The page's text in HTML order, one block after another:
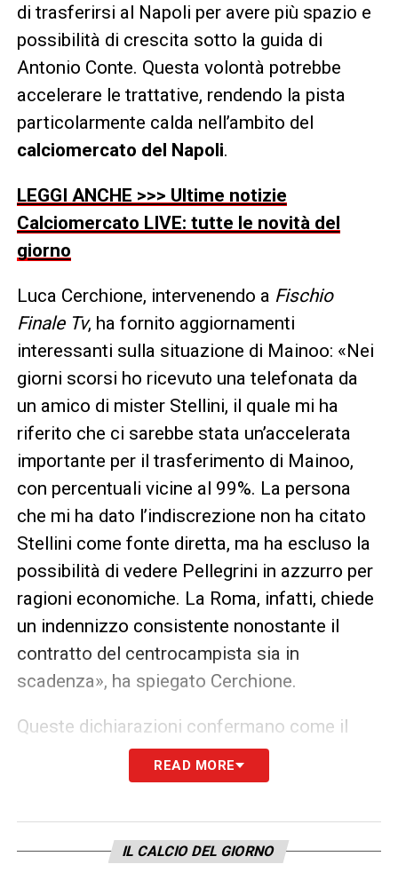
di trasferirsi al Napoli per avere più spazio e
possibilità di crescita sotto la guida di
Antonio Conte. Questa volontà potrebbe
accelerare le trattative, rendendo la pista
particolarmente calda nell’ambito del
calciomercato del Napoli.
LEGGI ANCHE >>> Ultime notizie
Calciomercato LIVE: tutte le novità del
giorno
Luca Cerchione, intervenendo a Fischio
Finale Tv, ha fornito aggiornamenti
interessanti sulla situazione di Mainoo: «Nei
giorni scorsi ho ricevuto una telefonata da
un amico di mister Stellini, il quale mi ha
riferito che ci sarebbe stata un’accelerata
importante per il trasferimento di Mainoo,
con percentuali vicine al 99%. La persona
che mi ha dato l’indiscrezione non ha citato
Stellini come fonte diretta, ma ha escluso la
possibilità di vedere Pellegrini in azzurro per
ragioni economiche. La Roma, infatti, chiede
un indennizzo consistente nonostante il
contratto del centrocampista sia in
scadenza», ha spiegato Cerchione.
Queste dichiarazioni confermano come il
calciomercato del Napolisia attualmente
orientato a valorizzare giovani promettenti
gruppo e rispondere alle esigenze tattiche di
Conte. Il club partenopeo, infatti, sta
READ MORE
IL CALCIO DEL GIORNO